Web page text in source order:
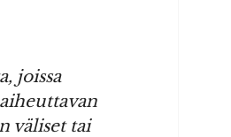
joissa
väliset tai